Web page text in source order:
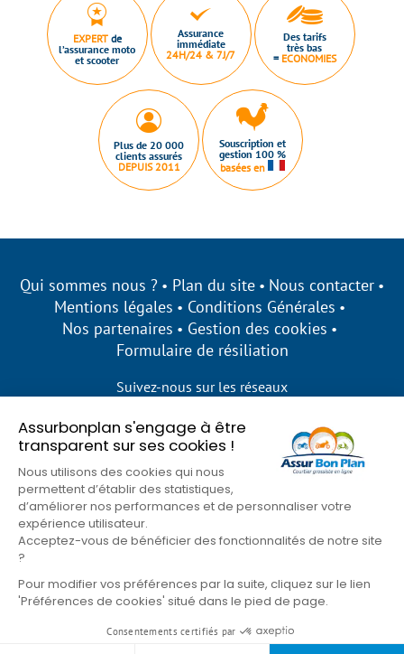
Assurbonplan s'engage à être
transparent sur ses cookies !
Nous utilisons des cookies qui nous
permettent d’établir des statistiques,
d’améliorer nos performances et de personnaliser votre
expérience utilisateur.
Acceptez-vous de bénéficier des fonctionnalités de notre site
?
Pour modifier vos préférences par la suite, cliquez sur le lien
'Préférences de cookies' situé dans le pied de page.
Consentements certifiés par
EXPERTde
l’assurance moto
et scooter
Assurance
immédiate
24H/24 & 7J/7
Des tarifs
très bas
= ECONOMIES
Plus de 20 000
clients assurés
DEPUIS 2011
Souscription et
gestion 100 %
basées en
Qui sommes nous ? Plan du site
Nous contacter
Mentions légales
Conditions Générales
Nos partenaires
Gestion des cookies
Formulaire de résiliation
Suivez-nous sur les réseaux